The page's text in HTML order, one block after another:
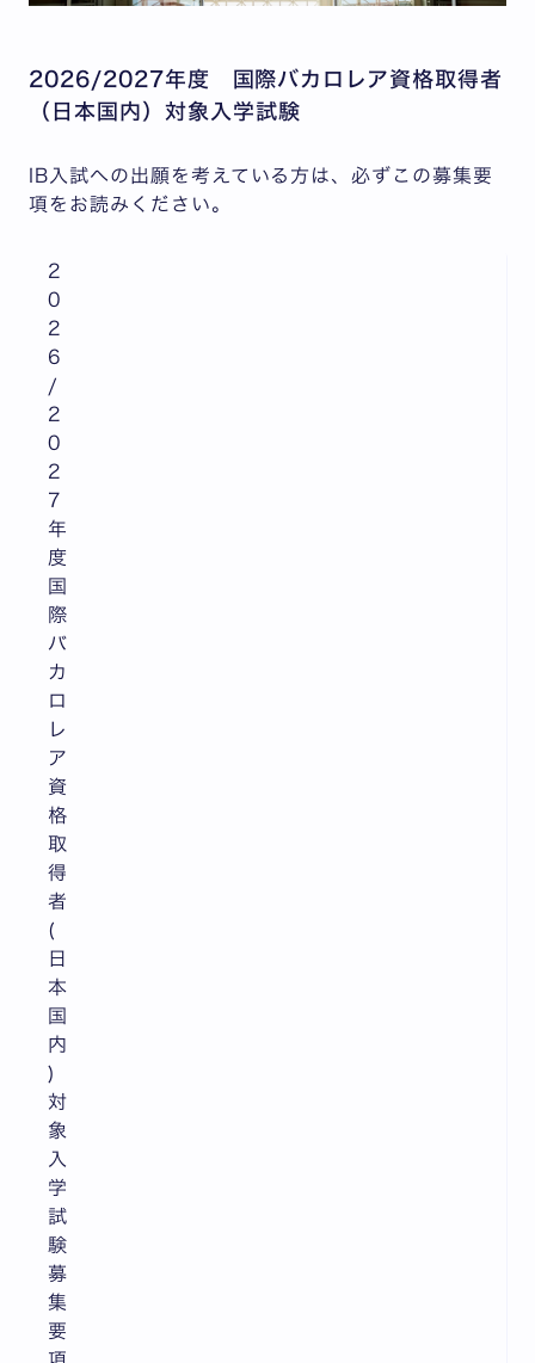
2026/2027年度 国際バカロレア資格取得者
（日本国内）対象入学試験
IB入試への出願を考えている方は、必ずこの募集要
項をお読みください。
2
0
2
6
/
2
0
2
7
年
度
国
際
バ
カ
ロ
レ
ア
資
格
取
得
者
(
日
本
国
内
)
対
象
入
学
試
験
募
集
要